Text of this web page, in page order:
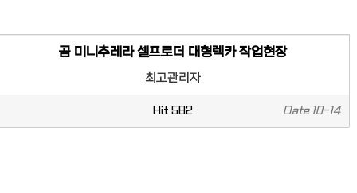
곰 미니추레라 셀프로더 대형렉카 작업현장
최고관리자
Hit 582 Date10-14